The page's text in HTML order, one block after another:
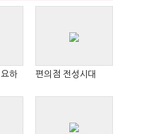
하
편의점 전성시대